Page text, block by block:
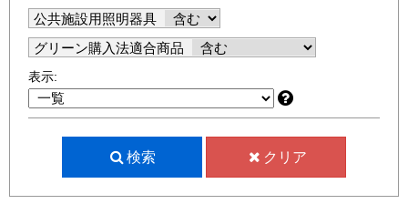
公共施設用照明器具
グリーン購入法適合商品
表示:
検索 クリア